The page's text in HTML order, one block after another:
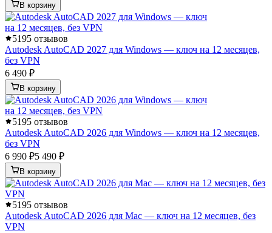
В корзину
5195 отзывов
Autodesk AutoCAD 2027 для Windows — ключ на 12 месяцев,
без VPN
6 490 ₽
В корзину
5195 отзывов
Autodesk AutoCAD 2026 для Windows — ключ на 12 месяцев,
без VPN
6 990 ₽5 490 ₽
В корзину
5195 отзывов
Autodesk AutoCAD 2026 для Mac — ключ на 12 месяцев, без
VPN